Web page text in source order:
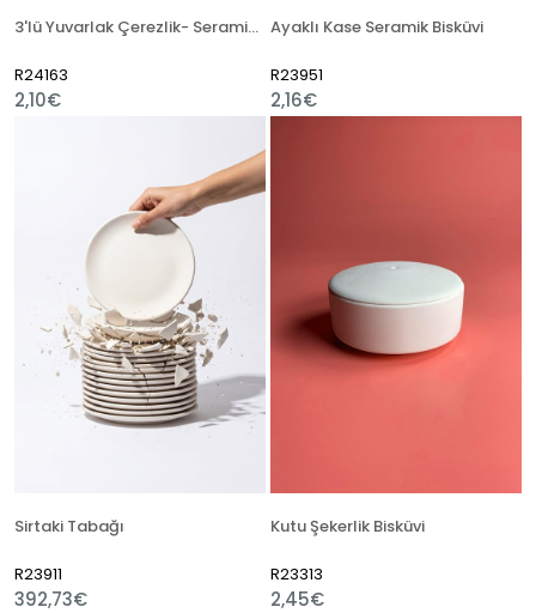
3'lü Yuvarlak Çerezlik- Seramik Bisküvi
R24163
2,10€
Ayaklı Kase Seramik Bisküvi
R23951
2,16€
Sirtaki Tabağı
R23911
392,73€
Kutu Şekerlik Bisküvi
R23313
2,45€